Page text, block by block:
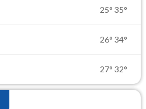
25° 35°
26° 34°
27° 32°